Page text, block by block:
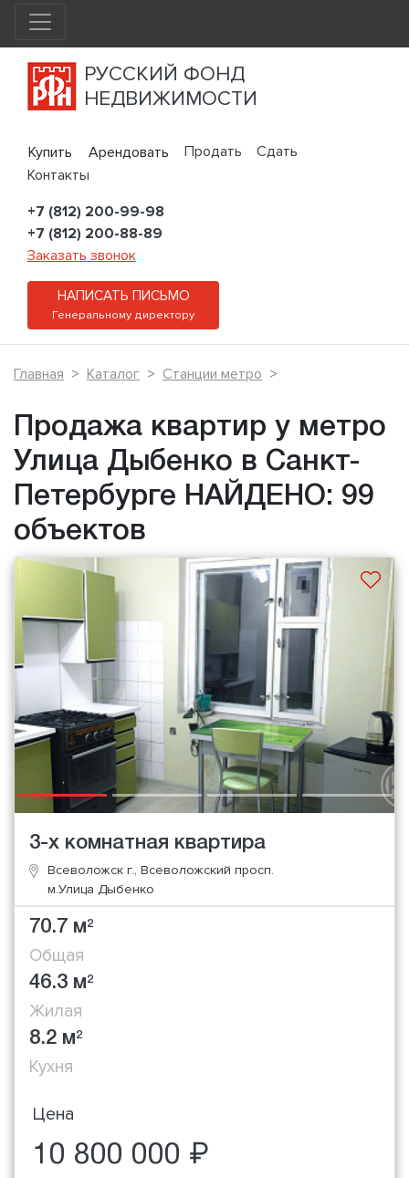
РУССКИЙ ФОНД
НЕДВИЖИМОСТИ
Купить Арендовать Продать
Сдать
Контакты
+7 (812) 200-99-98
+7 (812) 200-88-89
Заказать звонок
НАПИСАТЬ ПИСЬМО
Генеральному директору
Главная Каталог Станции метро
Продажа квартир у метро
Улица Дыбенко в Санкт-
Петербурге НАЙДЕНО: 99
объектов
3-х комнатная квартира
Всеволожск г., Всеволожский просп.
м.Улица Дыбенко
70.7 м2
Общая
46.3 м2
Жилая
8.2 м2
Кухня
Цена
10 800 000 ₽